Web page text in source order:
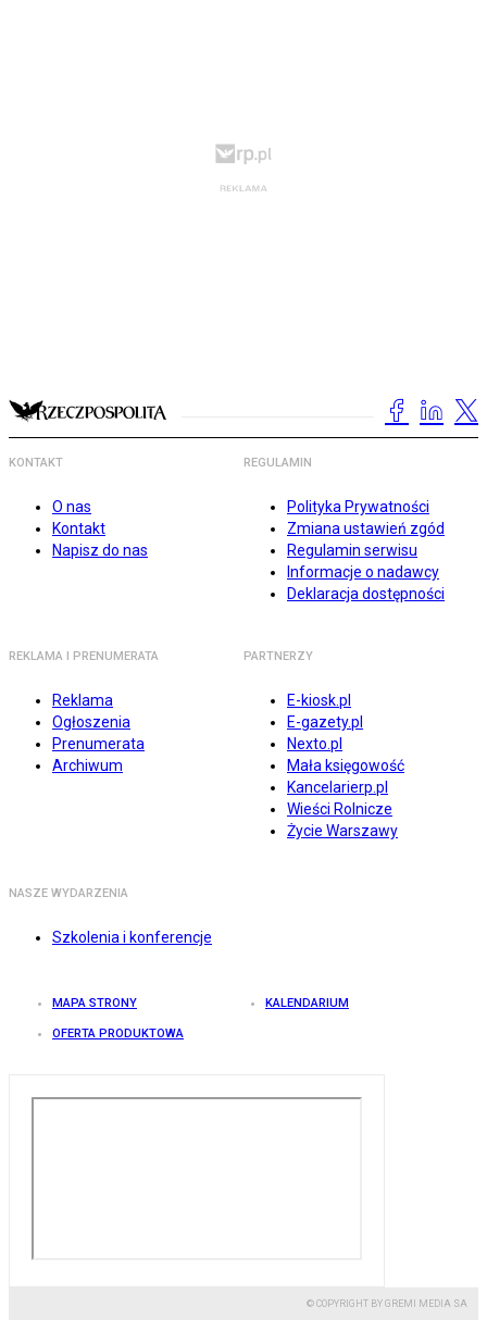
KONTAKT
O nas
Kontakt
Napisz do nas
REGULAMIN
Polityka Prywatności
Zmiana ustawień zgód
Regulamin serwisu
Informacje o nadawcy
Deklaracja dostępności
REKLAMA I PRENUMERATA
Reklama
Ogłoszenia
Prenumerata
Archiwum
PARTNERZY
E-kiosk.pl
E-gazety.pl
Nexto.pl
Mała księgowość
Kancelarierp.pl
Wieści Rolnicze
Życie Warszawy
NASZE WYDARZENIA
Szkolenia i konferencje
MAPA STRONY KALENDARIUM
OFERTA PRODUKTOWA
© COPYRIGHT BY GREMI MEDIA SA